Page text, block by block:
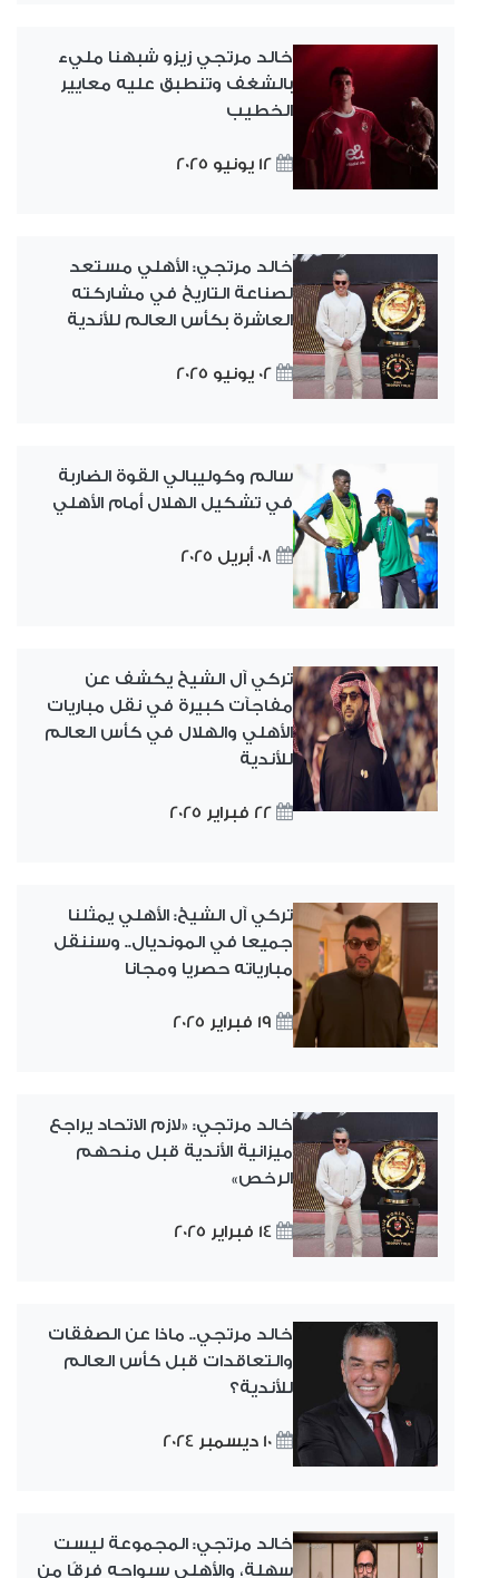
خالد مرتجي زيزو شبهنا مليء
بالشغف وتنطبق عليه معايير
الخطيب
12 يونيو 2025
خالد مرتجي: الأهلي مستعد
لصناعة التاريخ في مشاركته
العاشرة بكأس العالم للأندية
02 يونيو 2025
سالم وكوليبالي القوة الضاربة
في تشكيل الهلال أمام الأهلي
08 أبريل 2025
تركي آل الشيخ يكشف عن
مفاجآت كبيرة في نقل مباريات
الأهلي والهلال في كأس العالم
للأندية
22 فبراير 2025
تركي آل الشيخ: الأهلي يمثلنا
جميعا في المونديال.. وسننقل
مبارياته حصريا ومجانا
19 فبراير 2025
خالد مرتجي: «لازم الاتحاد يراجع
ميزانية الأندية قبل منحهم
الرخص»
14 فبراير 2025
خالد مرتجي.. ماذا عن الصفقات
والتعاقدات قبل كأس العالم
للأندية؟
10 ديسمبر 2024
خالد مرتجي: المجموعة ليست
سهلة، والأهلي سيواجه فرقًا من